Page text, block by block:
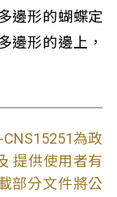
邊形的蝴蝶定
邊形的邊上，
CNS15251為政
提供使用者有
部分文件將公